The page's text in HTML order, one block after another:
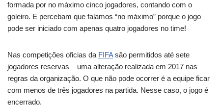
formada por no máximo cinco jogadores, contando com o
goleiro. E percebam que falamos “no máximo” porque o jogo
pode ser iniciado com apenas quatro jogadores no time!
Nas competições oficias da FIFAsão permitidos até sete
jogadores reservas – uma alteração realizada em 2017 nas
regras da organização. O que não pode ocorrer é a equipe ficar
com menos de três jogadores na partida. Nesse caso, o jogo é
encerrado.